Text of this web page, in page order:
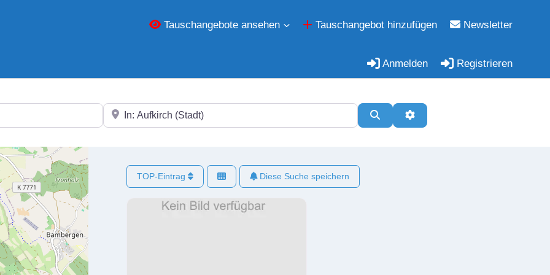
Tauschangebote ansehen Tauschangebot hinzufügen Newsletter
Anmelden Registrieren
In der Nähe SuchenErweiterte Filter
TOP-Eintrag Diese Suche speichern